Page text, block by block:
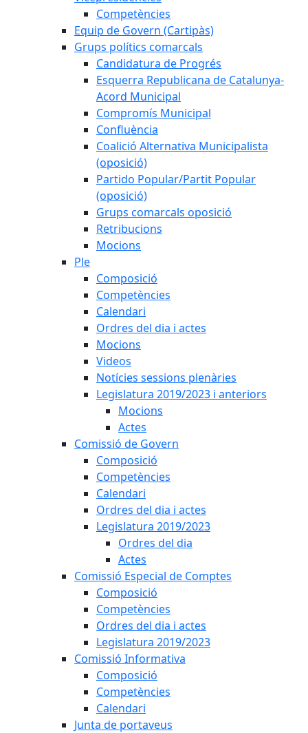
Competències
Equip de Govern (Cartipàs)
Grups polítics comarcals
Candidatura de Progrés
Esquerra Republicana de Catalunya-
Acord Municipal
Compromís Municipal
Confluència
Coalició Alternativa Municipalista
(oposició)
Partido Popular/Partit Popular
(oposició)
Grups comarcals oposició
Retribucions
Mocions
Ple
Composició
Competències
Calendari
Ordres del dia i actes
Mocions
Videos
Notícies sessions plenàries
Legislatura 2019/2023 i anteriors
Mocions
Actes
Comissió de Govern
Composició
Competències
Calendari
Ordres del dia i actes
Legislatura 2019/2023
Ordres del dia
Actes
Comissió Especial de Comptes
Composició
Competències
Ordres del dia i actes
Legislatura 2019/2023
Comissió Informativa
Composició
Competències
Calendari
Junta de portaveus